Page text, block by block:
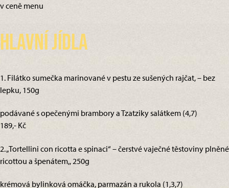
v ceně menu
Hlavní jídla
1. Filátko sumečka marinované v pestu ze sušených rajčat, – bez
lepku, 150g
podávané s opečenými brambory a Tzatziky salátkem (4,7)
189,- Kč
2. „Tortellini con ricotta e spinaci“ – čerstvé vaječné těstoviny plněné
ricottou a špenátem,, 250g
krémová bylinková omáčka, parmazán a rukola (1,3,7)